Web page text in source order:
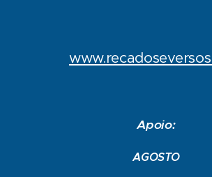
Apoio:
AGOSTO